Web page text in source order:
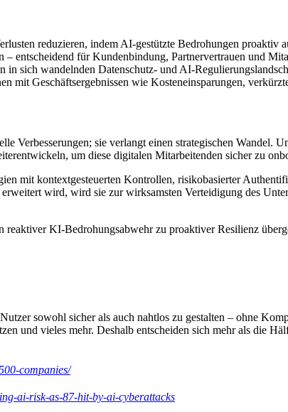
reduzieren, indem AI-gestützte Bedrohungen proaktiv
– entscheidend für Kundenbindung, Partnervertrauen und
in sich wandelnden Datenschutz- und AI-
mit Geschäftsergebnissen wie Kosteneinsparungen,
Verbesserungen; sie verlangt einen strategischen Wandel.
um diese digitalen Mitarbeitenden sicher zu
mit kontextgesteuerten Kontrollen, risikobasierter
wird, wird sie zur wirksamsten Verteidigung des
KI-Bedrohungsabwehr zu proaktiver Resilienz
sowohl sicher als auch nahtlos zu gestalten – ohne
und vieles mehr. Deshalb entscheiden sich mehr als die
companies/
ai-risk-as-87-hit-by-ai-cyberattacks